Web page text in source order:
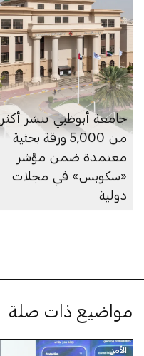
جامعة أبوظبي تنشر أكثر
من 5,000 ورقة بحثية
معتمدة ضمن مؤشر
«سكوبس» في مجلات
دولية
مواضيع ذات صلة
الأمن